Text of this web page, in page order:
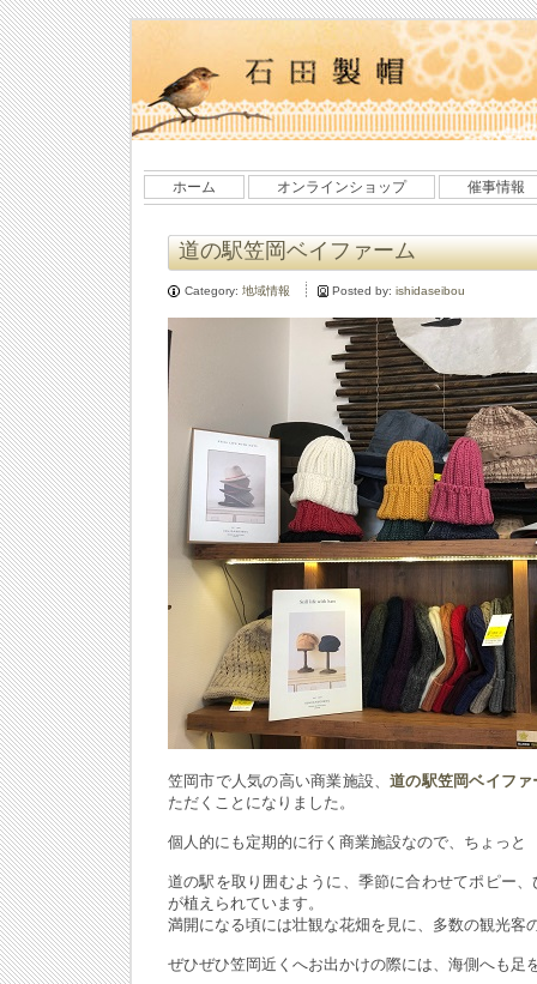
ホーム オンラインショップ 催事情報
道の駅笠岡ベイファーム
Category: 地域情報 Posted by: ishidaseibou
笠岡市で人気の高い商業施設、道の駅笠岡ベイファ
ただくことになりました。
個人的にも定期的に行く商業施設なので、ちょっ
道の駅を取り囲むように、季節に合わせてポピー
が植えられています。
満開になる頃には壮観な花畑を見に、多数の観光客
ぜひぜひ笠岡近くへお出かけの際には、海側へも足